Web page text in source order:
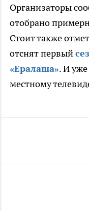
Организаторы
отобрано
Стоит также
отснят первый
«Ералаша». И
местному